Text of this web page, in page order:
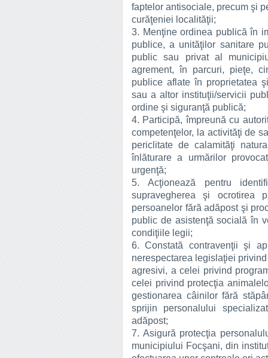
faptelor antisociale, precum şi
curăţeniei localităţii;
3. Menţine ordinea publică în
publice, a unităţilor sanitare
public sau privat al
agrement, în parcuri, pieţe,
publice aflate în proprietatea
sau a altor instituţii/servicii
ordine şi siguranţă publică;
4. Participă, împreună cu
competenţelor, la activităţi de
periclitate de calamităţi
înlăturare a urmărilor
urgenţă;
5. Acţionează pentru
supravegherea şi ocrotirea
persoanelor fără adăpost şi
public de asistenţă socială în
condiţiile legii;
6. Constată contravenţii şi
nerespectarea legislaţiei
agresivi, a celei privind
celei privind protecţia
gestionarea câinilor fără
sprijin personalului
adăpost;
7. Asigură protecţia
municipiului Focşani, din